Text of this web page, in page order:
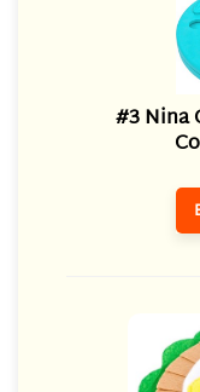
#3 Nina